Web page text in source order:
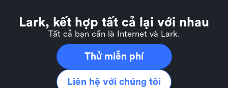
Lark, kết hợp tất cả lại với nhau
Tất cả bạn cần là Internet và Lark.
Thử miễn phí
Liên hệ với chúng tôi